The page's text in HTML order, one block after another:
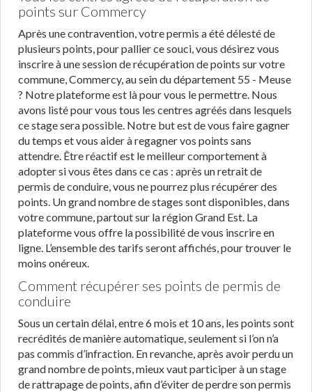
points sur Commercy
Après une contravention, votre permis a été délesté de
plusieurs points, pour pallier ce souci, vous désirez vous
inscrire à une session de récupération de points sur votre
commune, Commercy, au sein du département 55 - Meuse
? Notre plateforme est là pour vous le permettre. Nous
avons listé pour vous tous les centres agréés dans lesquels
ce stage sera possible. Notre but est de vous faire gagner
du temps et vous aider à regagner vos points sans
attendre. Être réactif est le meilleur comportement à
adopter si vous êtes dans ce cas : après un retrait de
permis de conduire, vous ne pourrez plus récupérer des
points. Un grand nombre de stages sont disponibles, dans
votre commune, partout sur la région Grand Est. La
plateforme vous offre la possibilité de vous inscrire en
ligne. L’ensemble des tarifs seront affichés, pour trouver le
moins onéreux.
Comment récupérer ses points de permis de
conduire
Sous un certain délai, entre 6 mois et 10 ans, les points sont
recrédités de manière automatique, seulement si l’on n’a
pas commis d’infraction. En revanche, après avoir perdu un
grand nombre de points, mieux vaut participer à un stage
de rattrapage de points, afin d’éviter de perdre son permis